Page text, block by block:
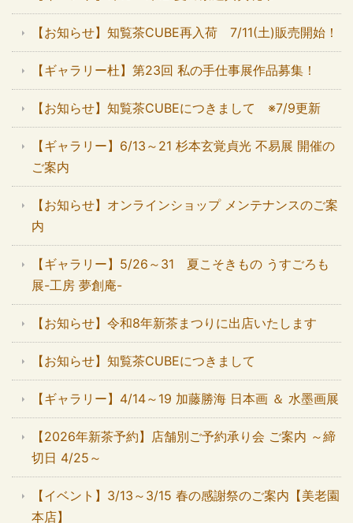
【お知らせ】知覧茶CUBE再入荷 7/11(土)販売開始！
【ギャラリー杜】第23回 私の手仕事展作品募集！
【お知らせ】知覧茶CUBEにつきまして ※7/9更新
【ギャラリー】6/13～21 杉本玄覚貞光 不易展 開催の
ご案内
【お知らせ】オンラインショップ メンテナンスのご案
内
【ギャラリー】5/26～31 夏こそきもの うすごろも
展-工房 夢創庵-
【お知らせ】令和8年新茶まつりに出店いたします
【お知らせ】知覧茶CUBEにつきまして
【ギャラリー】4/14～19 加藤勝海 日本画 ＆ 水墨画展
【2026年新茶予約】店舗別ご予約承り会 ご案内 ～締
切日 4/25～
【イベント】3/13～3/15 春の感謝祭のご案内【美老園
本店】